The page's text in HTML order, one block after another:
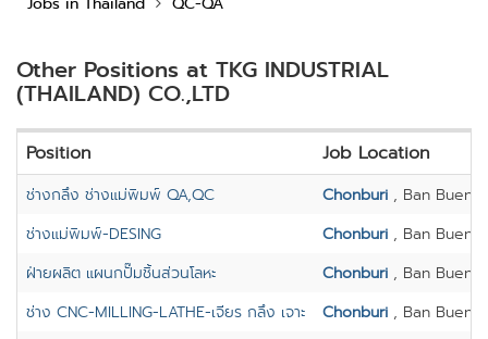
Other Positions at TKG INDUSTRIAL
(THAILAND) CO.,LTD
Position Job Location
ช่างกลึง ช่างแม่พิมพ์ QA,QC Chonburi , Ban Bueng
ช่างแม่พิมพ์-DESING
Chonburi , Ban Bueng
ฝ่ายผลิต แผนกปั๊มชิ้นส่วนโลหะ
Chonburi , Ban Bueng
ช่าง CNC-MILLING-LATHE-เจียร กลึง เจาะ
Chonburi , Ban Bueng